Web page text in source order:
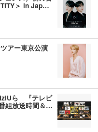
＞ in Jap…
アー東京公演
ら 『テレビ
組放送時間＆…